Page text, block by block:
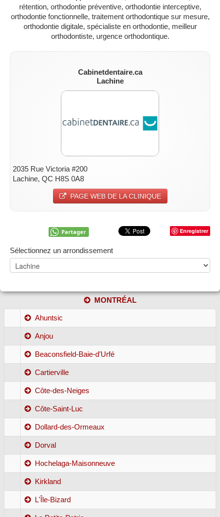
rétention, orthodontie préventive, orthodontie interceptive,
orthodontie fonctionnelle, traitement orthodontique sur mesure,
orthodontie digitale, spécialiste en orthodontie, meilleur
orthodontiste, urgence orthodontique.
Cabinetdentaire.ca
Lachine
2035 Rue Victoria #200
Lachine, QC H8S 0A8
PAGE WEB DE LA CLINIQUE
Enregistrer
Partager
Sélectionnez un arrondissement
MONTRÉAL
Ahuntsic
Anjou
Beaconsfield-Baie-d'Urfé
Cartierville
Côte-des-Neiges
Côte-Saint-Luc
Dollard-des-Ormeaux
Dorval
Hochelaga-Maisonneuve
Kirkland
L'Île-Bizard